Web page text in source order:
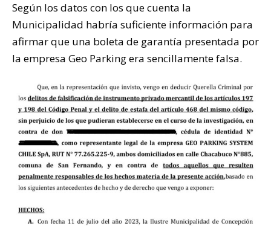
Según los datos con los que cuenta la
Municipalidad habría suficiente información para
afirmar que una boleta de garantía presentada por
la empresa Geo Parking era sencillamente falsa.